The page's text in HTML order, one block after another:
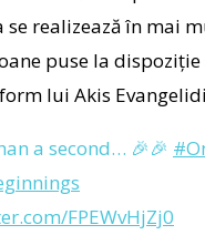
se realizează în mai
puse la
lui Akis
a second… 🎉🎉
FPEWvHjZj0